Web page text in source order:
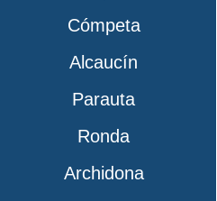
Cómpeta
Alcaucín
Parauta
Ronda
Archidona